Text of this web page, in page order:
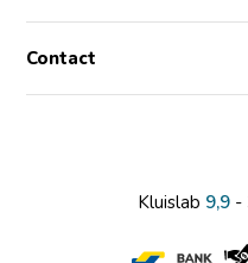
Contact
Kluislab 9,9 -